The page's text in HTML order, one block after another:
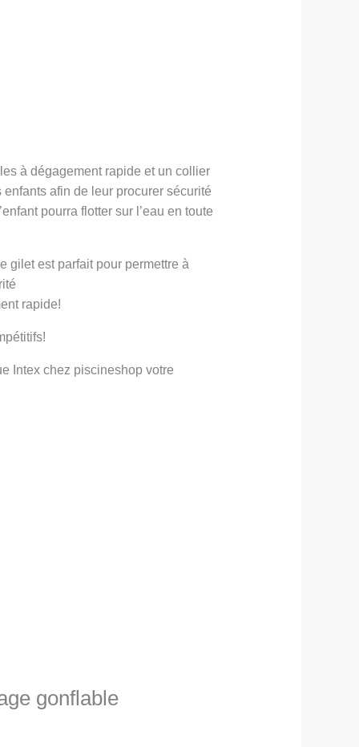
à dégagement rapide et un collier
afin de leur procurer sécurité
pourra flotter sur l’eau en toute
gilet est parfait pour permettre à
rapide!
Intex chez piscineshop votre
gonflable